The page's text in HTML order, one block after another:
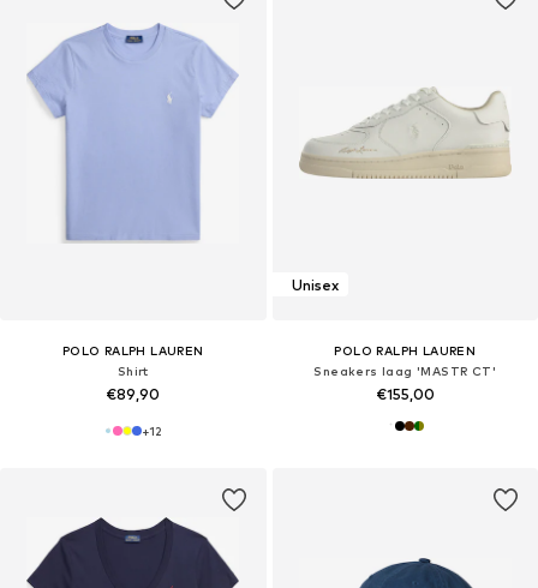
POLO RALPH LAUREN
Shirt
€89,90
+12
Unisex
POLO RALPH LAUREN
Sneakers laag 'MASTR CT'
€155,00